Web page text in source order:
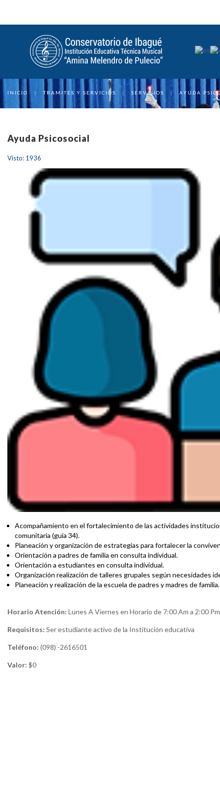
INICIO | TRAMITES Y SERVICIOS | SERVICIOS | AYUDA
Ayuda Psicosocial
Visto: 1936
Acompañamiento en el fortalecimiento de las actividades
comunitaria (guía 34).
Planeación y organización de estrategias para fortalecer la
Orientación a padres de familia en consulta individual.
Orientación a estudiantes en consulta individual.
Organización realización de talleres grupales según necesidades
Planeación y realización de la escuela de padres y madres de familia.
Horario Atención: Lunes A Viernes en Horario de 7:00 Am a 2:00 Pm
Requisitos: Ser estudiante activo de la Institución educativa
Teléfono: (098) -2616501
Valor: $0